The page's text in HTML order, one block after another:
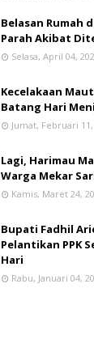
Belasan Rumah
Parah Akibat
Selasa, April 04,
Kecelakaan
Batang Hari
Jumat, Februari 11,
Lagi, Harimau
Warga Mekar
Kamis, Maret 24,
Bupati Fadhil
Pelantikan PPK
Hari
Rabu, Januari 04,